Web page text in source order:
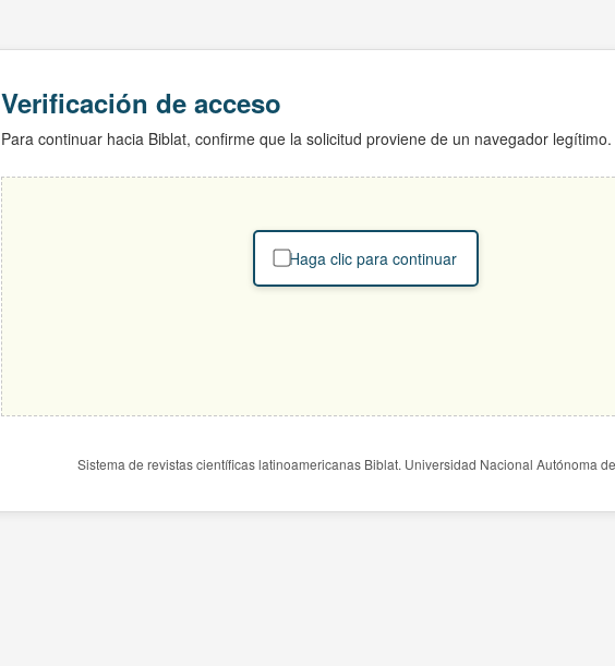
Verificación de acceso
Para continuar hacia Biblat, confirme que la solicitud proviene de un navegador legítimo.
Haga clic para continuar
Sistema de revistas científicas latinoamericanas Biblat. Universidad Nacional Autónoma